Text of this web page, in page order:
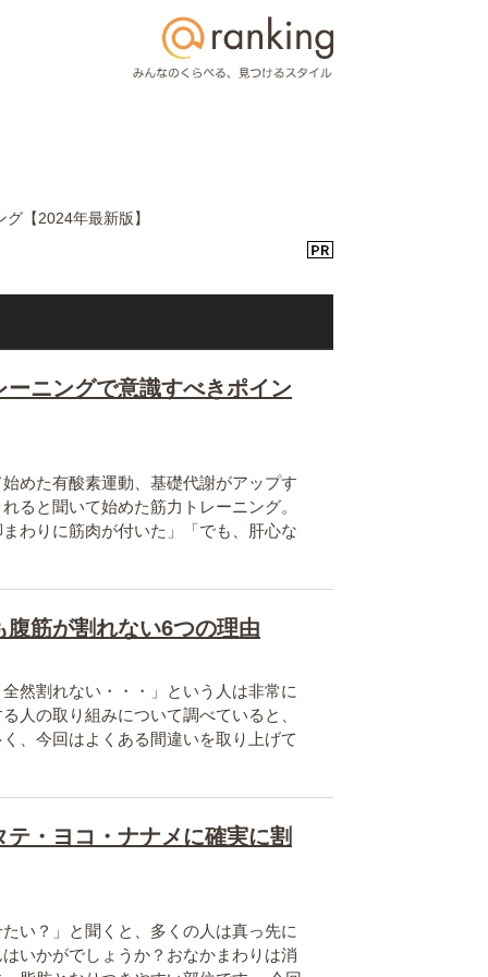
【2024年最新版】
ニングで意識すべきポイン
めた有酸素運動、基礎代謝がアップす
ると聞いて始めた筋力トレーニング。
わりに筋肉が付いた」「でも、肝心な
筋が割れない6つの理由
然割れない・・・」という人は非常に
人の取り組みについて調べていると、
、今回はよくある間違いを取り上げて
・ヨコ・ナナメに確実に割
い？」と聞くと、多くの人は真っ先に
いかがでしょうか？おなかまわりは消